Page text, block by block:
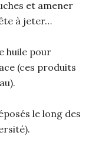
et amener
à jeter…
huile pour
(ces produits
le long des